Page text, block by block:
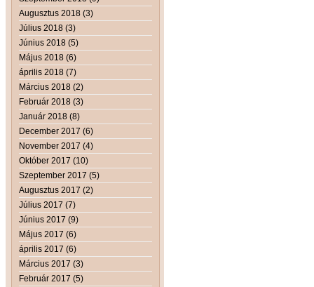
Augusztus 2018 (3)
Július 2018 (3)
Június 2018 (5)
Május 2018 (6)
április 2018 (7)
Március 2018 (2)
Február 2018 (3)
Január 2018 (8)
December 2017 (6)
November 2017 (4)
Október 2017 (10)
Szeptember 2017 (5)
Augusztus 2017 (2)
Július 2017 (7)
Június 2017 (9)
Május 2017 (6)
április 2017 (6)
Március 2017 (3)
Február 2017 (5)